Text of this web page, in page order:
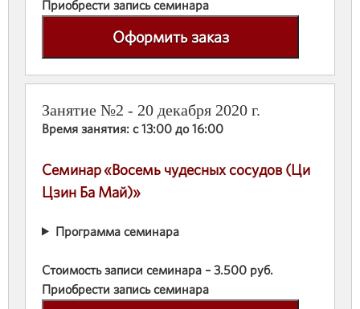
Приобрести запись семинара
Оформить заказ
Занятие №2 - 20 декабря 2020 г.
Время занятия: с 13:00 до 16:00
Семинар«Восемь чудесных сосудов (Ци
Цзин Ба Май)»
Программа семинара
Стоимость записи семинара – 3.500 руб.
Приобрести запись семинара